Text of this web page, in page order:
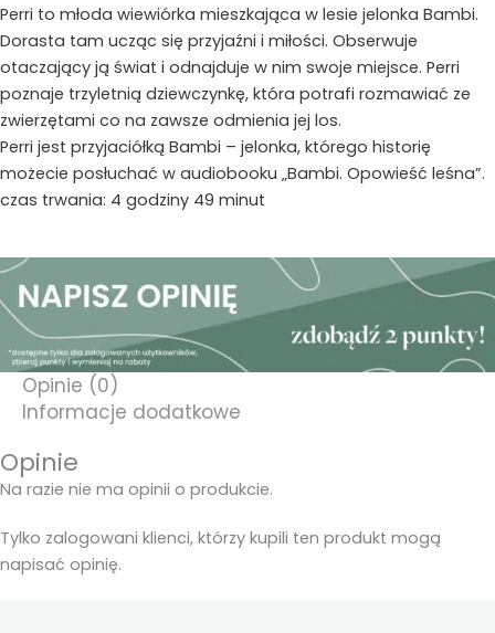
Perri to młoda wiewiórka mieszkająca w lesie jelonka Bambi.
Dorasta tam ucząc się przyjaźni i miłości. Obserwuje
otaczający ją świat i odnajduje w nim swoje miejsce. Perri
poznaje trzyletnią dziewczynkę, która potrafi rozmawiać ze
zwierzętami co na zawsze odmienia jej los.
Perri jest przyjaciółką Bambi – jelonka, którego historię
możecie posłuchać w audiobooku „Bambi. Opowieść leśna”.
czas trwania: 4 godziny 49 minut
Opinie (0)
Informacje dodatkowe
Opinie
Na razie nie ma opinii o produkcie.
Tylko zalogowani klienci, którzy kupili ten produkt mogą
napisać opinię.